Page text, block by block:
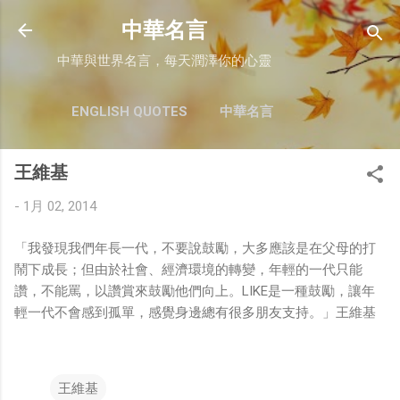
跳至主要內容
中華名言
中華與世界名言，每天潤澤你的心靈
ENGLISH QUOTES 中華名言
王維基
- 1月 02, 2014
「我發現我們年長一代，不要說鼓勵，大多應該是在父母的打
鬧下成長；但由於社會、經濟環境的轉變，年輕的一代只能
讚，不能罵，以讚賞來鼓勵他們向上。LIKE是一種鼓勵，讓年
輕一代不會感到孤單，感覺身邊總有很多朋友支持。」王維基
王維基